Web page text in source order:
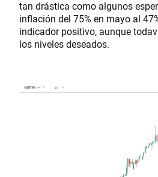
tan drástica como algunos
inflación del 75% en mayo al
indicador positivo, aunque
los niveles deseados.